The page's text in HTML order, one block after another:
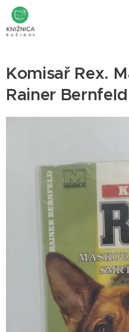
Komisař Rex.
Rainer Bernfeld